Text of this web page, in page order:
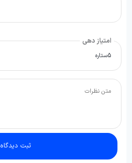
امتیاز دهی
ثبت دیدگاه